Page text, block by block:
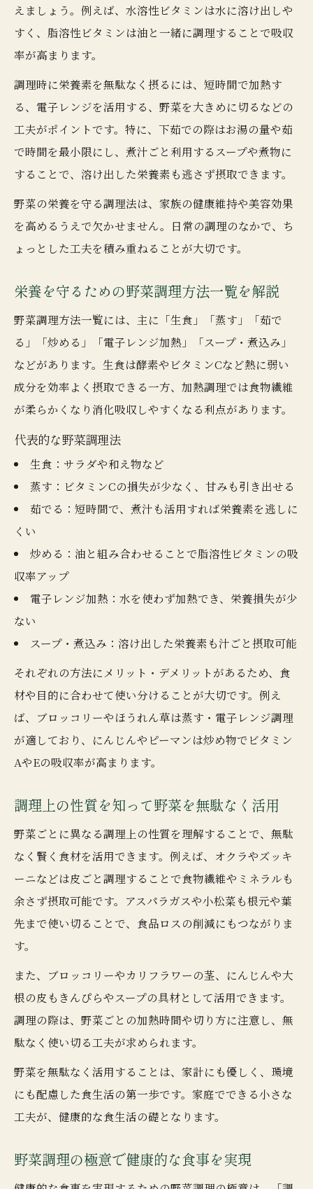
えましょう。例えば、水溶性ビタミンは水に溶け出しや
すく、脂溶性ビタミンは油と一緒に調理することで吸収
率が高まります。
調理時に栄養素を無駄なく摂るには、短時間で加熱す
る、電子レンジを活用する、野菜を大きめに切るなどの
工夫がポイントです。特に、下茹での際はお湯の量や茹
で時間を最小限にし、煮汁ごと利用するスープや煮物に
することで、溶け出した栄養素も逃さず摂取できます。
野菜の栄養を守る調理法は、家族の健康維持や美容効果
を高めるうえで欠かせません。日常の調理のなかで、ち
ょっとした工夫を積み重ねることが大切です。
栄養を守るための野菜調理方法一覧を解説
野菜調理方法一覧には、主に「生食」「蒸す」「茹で
る」「炒める」「電子レンジ加熱」「スープ・煮込み」
などがあります。生食は酵素やビタミンCなど熱に弱い
成分を効率よく摂取できる一方、加熱調理では食物繊維
が柔らかくなり消化吸収しやすくなる利点があります。
代表的な野菜調理法
生食：サラダや和え物など
蒸す：ビタミンCの損失が少なく、甘みも引き出せる
茹でる：短時間で、煮汁も活用すれば栄養素を逃しに
くい
炒める：油と組み合わせることで脂溶性ビタミンの吸
収率アップ
電子レンジ加熱：水を使わず加熱でき、栄養損失が少
ない
スープ・煮込み：溶け出した栄養素も汁ごと摂取可能
それぞれの方法にメリット・デメリットがあるため、食
材や目的に合わせて使い分けることが大切です。例え
ば、ブロッコリーやほうれん草は蒸す・電子レンジ調理
が適しており、にんじんやピーマンは炒め物でビタミン
AやEの吸収率が高まります。
調理上の性質を知って野菜を無駄なく活用
野菜ごとに異なる調理上の性質を理解することで、無駄
なく賢く食材を活用できます。例えば、オクラやズッキ
ーニなどは皮ごと調理することで食物繊維やミネラルも
余さず摂取可能です。アスパラガスや小松菜も根元や葉
先まで使い切ることで、食品ロスの削減にもつながりま
す。
また、ブロッコリーやカリフラワーの茎、にんじんや大
根の皮もきんぴらやスープの具材として活用できます。
調理の際は、野菜ごとの加熱時間や切り方に注意し、無
駄なく使い切る工夫が求められます。
野菜を無駄なく活用することは、家計にも優しく、環境
にも配慮した食生活の第一歩です。家庭でできる小さな
工夫が、健康的な食生活の礎となります。
野菜調理の極意で健康的な食事を実現